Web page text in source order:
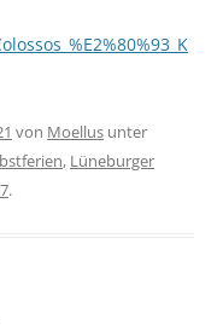
von Moellus unter
, Lüneburger
.